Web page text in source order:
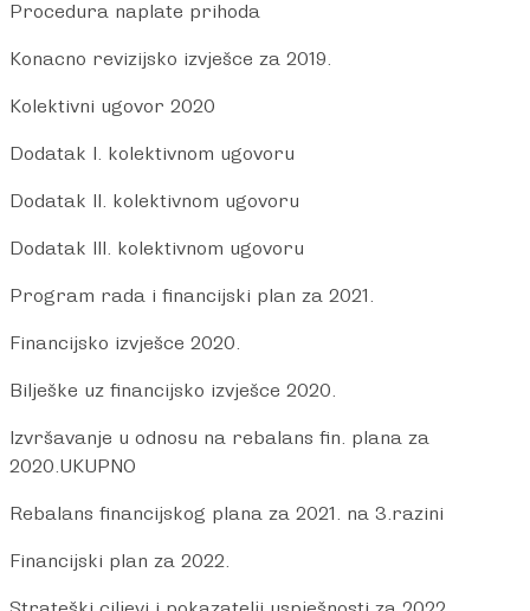
Procedura naplate prihoda
Konacno revizijsko izvješce za 2019.
Kolektivni ugovor 2020
Dodatak I. kolektivnom ugovoru
Dodatak II. kolektivnom ugovoru
Dodatak III. kolektivnom ugovoru
Program rada i financijski plan za 2021.
Financijsko izvješce 2020.
Bilješke uz financijsko izvješce 2020.
Izvršavanje u odnosu na rebalans fin. plana za
2020.UKUPNO
Rebalans financijskog plana za 2021. na 3.razini
Financijski plan za 2022.